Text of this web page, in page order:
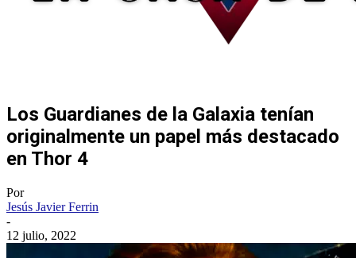
Los Guardianes de la Galaxia tenían
originalmente un papel más destacado
en Thor 4
Por
Jesús Javier Ferrin
-
12 julio, 2022